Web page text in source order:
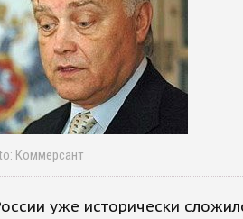
Коммерсант
уже исторически